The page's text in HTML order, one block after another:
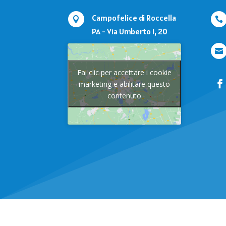

Campofelice di Roccella
PA - Via Umberto I, 20
Fai clic per accettare i cookie
marketing e abilitare questo
contenuto

